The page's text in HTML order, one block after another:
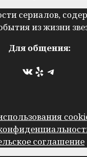
сериалов,
из жизни
Для общения:
ВКонтакте
Yelp
соглашение